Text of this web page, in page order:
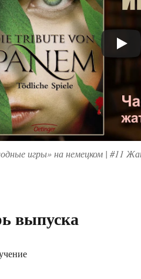
игры» на немецком | #11
выпуска